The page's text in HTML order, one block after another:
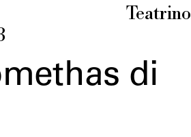
Teatrino
di